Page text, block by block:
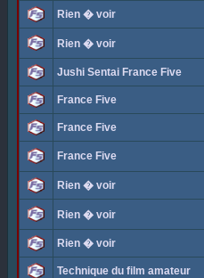
Rien � voir
Rien � voir
Jushi Sentai France Five
France Five
France Five
France Five
Rien � voir
Rien � voir
Rien � voir
Technique du film amateur